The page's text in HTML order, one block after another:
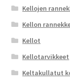
Kellojen
Kellon
Kellot
Kellotarvikkeet
Keltakullatut